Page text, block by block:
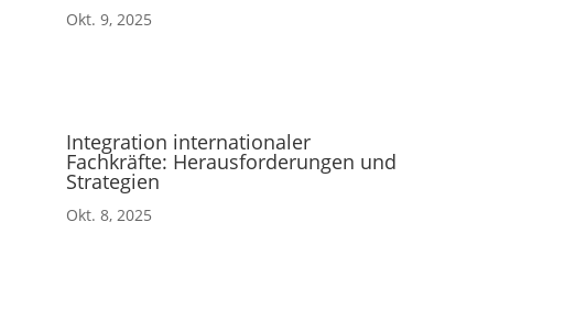
Okt. 9, 2025
Integration internationaler
Fachkräfte: Herausforderungen und
Strategien
Okt. 8, 2025